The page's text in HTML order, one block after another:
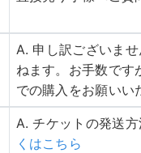
A. 申し訳ございま
ねます。お手数です
での購入をお願いい
A. チケットの発送
くはこちら